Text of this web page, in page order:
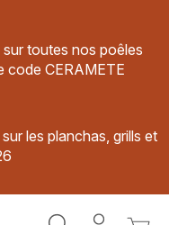
toutes nos poêles
code CERAMETE
les planchas, grills et